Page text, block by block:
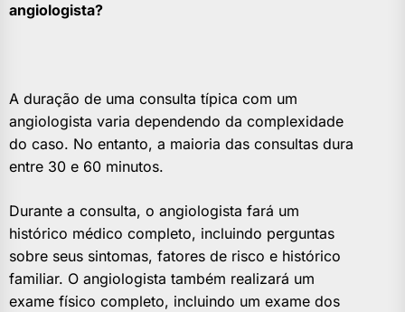
angiologista?
A duração de uma consulta típica com um
angiologista varia dependendo da complexidade
do caso. No entanto, a maioria das consultas dura
entre 30 e 60 minutos.
Durante a consulta, o angiologista fará um
histórico médico completo, incluindo perguntas
sobre seus sintomas, fatores de risco e histórico
familiar. O angiologista também realizará um
exame físico completo, incluindo um exame dos